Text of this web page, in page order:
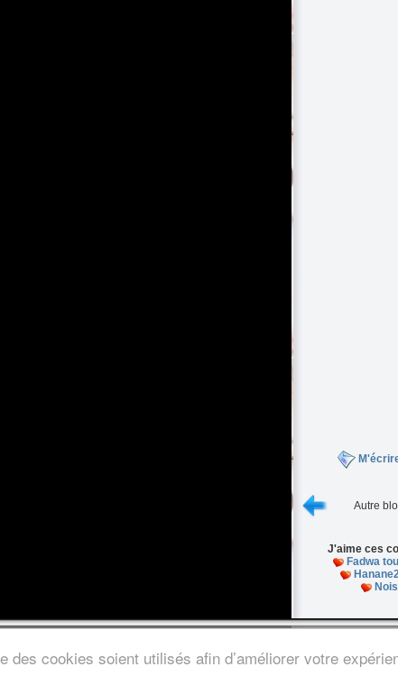
cookies soient utilisés afin d’améliorer votre
Autre
J'aime ces
Fadwa
Nois